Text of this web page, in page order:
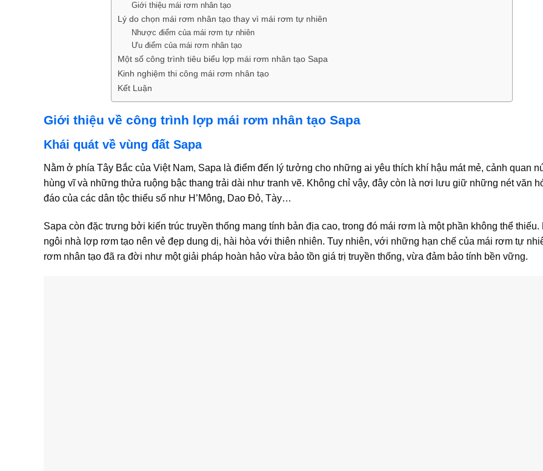
Giới thiệu mái rơm nhân tạo
Lý do chọn mái rơm nhân tạo thay vì mái rơm tự nhiên
Nhược điểm của mái rơm tự nhiên
Ưu điểm của mái rơm nhân tạo
Một số công trình tiêu biểu lợp mái rơm nhân tạo Sapa
Kinh nghiệm thi công mái rơm nhân tạo
Kết Luận
Giới thiệu về công trình lợp mái rơm nhân tạo Sapa
Khái quát về vùng đất Sapa
Nằm ở phía Tây Bắc của Việt Nam, Sapa là điểm đến lý tưởng cho những ai yêu thích khí hậu mát mẻ, cảnh quan
hùng vĩ và những thửa ruộng bậc thang trải dài như tranh vẽ. Không chỉ vậy, đây còn là nơi lưu giữ những nét văn
đáo của các dân tộc thiểu số như H’Mông, Dao Đỏ, Tày…
Sapa còn đặc trưng bởi kiến trúc truyền thống mang tính bản địa cao, trong đó mái rơm là một phần không thể thiếu.
ngôi nhà lợp rơm tạo nên vẻ đẹp dung dị, hài hòa với thiên nhiên. Tuy nhiên, với những hạn chế của mái rơm tự
rơm nhân tạo đã ra đời như một giải pháp hoàn hảo vừa bảo tồn giá trị truyền thống, vừa đảm bảo tính bền vững.